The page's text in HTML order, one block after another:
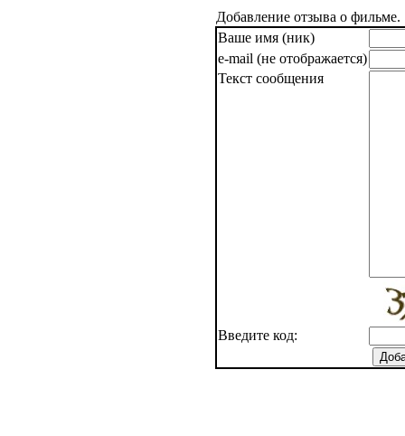
Добавление отзыва о фильме.
Ваше имя (ник)
e-mail (не отображается)
Текст сообщения
Введите код: